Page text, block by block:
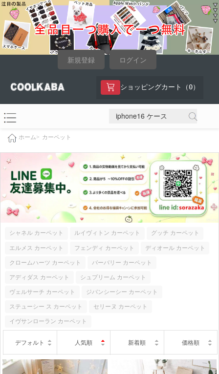
新規登録 ログイン
ショッピングカート（ 0）
ホーム> カーペット
シャネル カーペット ルイヴィトン カーペット グッチ カーペット
エルメス カーペット フェンディ カーペット ディオール カーペット
クロームハーツ カーペット バーバリー カーペット
アディダス カーペット シュプリーム カーペット
ヴェルサーチ カーペット ジバンシーシー カーペット
ステューシー ス カーペット セリーヌ カーペット
イヴサンローラン カーペット
デフォルト 人気順 新着順 価格順